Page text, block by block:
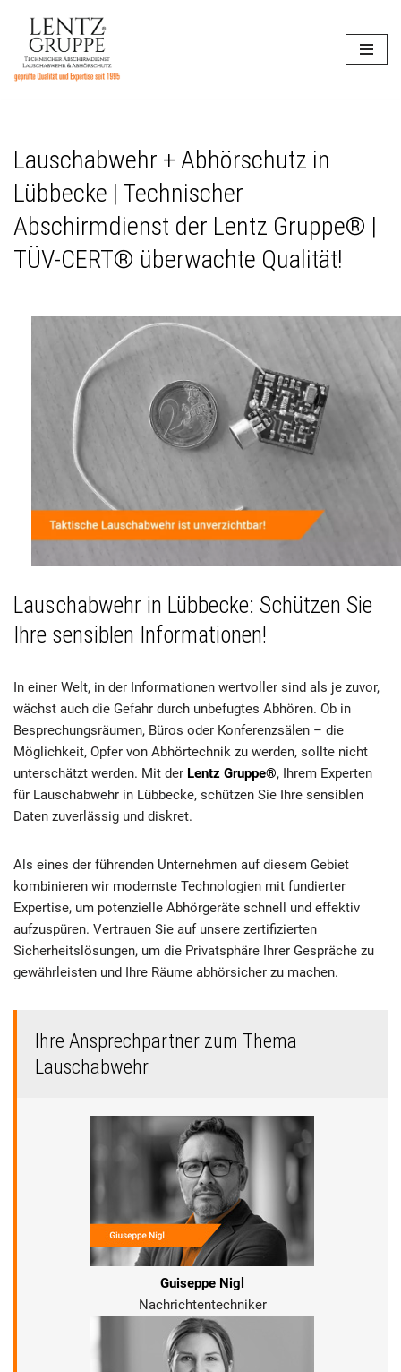
Zum
Inhalt
Lauschabwehr + Abhörschutz in
Lübbecke | Technischer
Abschirmdienst der Lentz Gruppe® |
TÜV-CERT® überwachte Qualität!
Lauschabwehr in Lübbecke: Schützen Sie
Ihre sensiblen Informationen!
In einer Welt, in der Informationen wertvoller sind als je zuvor,
wächst auch die Gefahr durch unbefugtes Abhören. Ob in
Besprechungsräumen, Büros oder Konferenzsälen – die
Möglichkeit, Opfer von Abhörtechnik zu werden, sollte nicht
unterschätzt werden. Mit der Lentz Gruppe®, Ihrem Experten
für Lauschabwehr in Lübbecke, schützen Sie Ihre sensiblen
Daten zuverlässig und diskret.
Als eines der führenden Unternehmen auf diesem Gebiet
kombinieren wir modernste Technologien mit fundierter
Expertise, um potenzielle Abhörgeräte schnell und effektiv
aufzuspüren. Vertrauen Sie auf unsere zertifizierten
Sicherheitslösungen, um die Privatsphäre Ihrer Gespräche zu
gewährleisten und Ihre Räume abhörsicher zu machen.
Ihre Ansprechpartner zum Thema
Lauschabwehr
Guiseppe Nigl
Nachrichtentechniker